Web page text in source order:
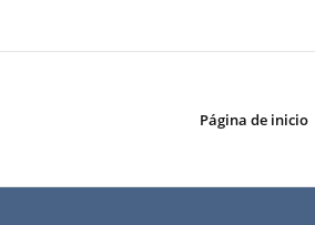
Página de inicio